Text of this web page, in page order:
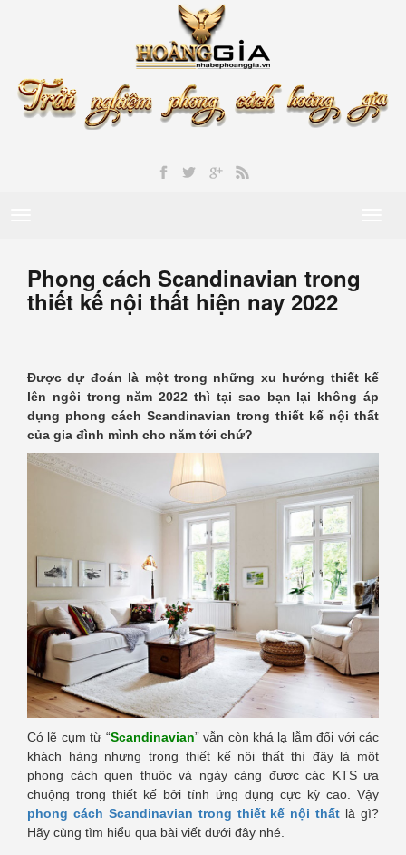
Phong cách Scandinavian trong
thiết kế nội thất hiện nay 2022
Được dự đoán là một trong những xu hướng thiết kế
lên ngôi trong năm 2022 thì tại sao bạn lại không áp
dụng phong cách Scandinavian trong thiết kế nội thất
của gia đình mình cho năm tới chứ?
Có lẽ cụm từ “Scandinavian” vẫn còn khá lạ lẫm đối với các
khách hàng nhưng trong thiết kế nội thất thì đây là một
phong cách quen thuộc và ngày càng được các KTS ưa
chuộng trong thiết kế bởi tính ứng dụng cực kỳ cao. Vậy
phong cách Scandinavian trong thiết kế nội thất là gì?
Hãy cùng tìm hiểu qua bài viết dưới đây nhé.